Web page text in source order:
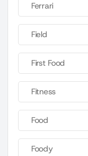
Ferrari
Field
First Food
Fitness
Food
Foody